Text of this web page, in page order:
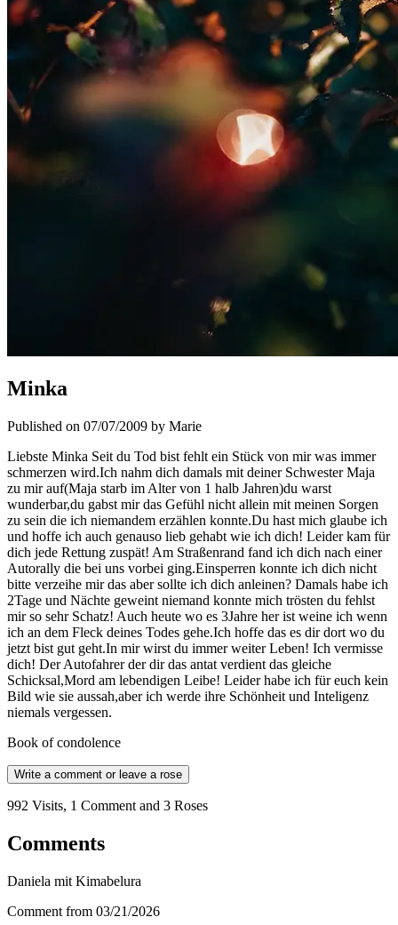
Minka
Published on 07/07/2009 by Marie
Liebste Minka Seit du Tod bist fehlt ein Stück von mir was immer
schmerzen wird.Ich nahm dich damals mit deiner Schwester Maja
zu mir auf(Maja starb im Alter von 1 halb Jahren)du warst
wunderbar,du gabst mir das Gefühl nicht allein mit meinen Sorgen
zu sein die ich niemandem erzählen konnte.Du hast mich glaube ich
und hoffe ich auch genauso lieb gehabt wie ich dich! Leider kam für
dich jede Rettung zuspät! Am Straßenrand fand ich dich nach einer
Autorally die bei uns vorbei ging.Einsperren konnte ich dich nicht
bitte verzeihe mir das aber sollte ich dich anleinen? Damals habe ich
2Tage und Nächte geweint niemand konnte mich trösten du fehlst
mir so sehr Schatz! Auch heute wo es 3Jahre her ist weine ich wenn
ich an dem Fleck deines Todes gehe.Ich hoffe das es dir dort wo du
jetzt bist gut geht.In mir wirst du immer weiter Leben! Ich vermisse
dich! Der Autofahrer der dir das antat verdient das gleiche
Schicksal,Mord am lebendigen Leibe! Leider habe ich für euch kein
Bild wie sie aussah,aber ich werde ihre Schönheit und Inteligenz
niemals vergessen.
Book of condolence
Write a comment or leave a rose
992 Visits, 1 Comment and 3 Roses
Comments
Daniela mit Kimabelura
Comment from 03/21/2026